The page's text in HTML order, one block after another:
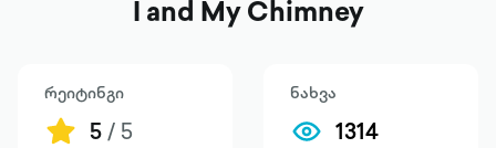
I and My Chimney
რეიტინგი
5/ 5
ნახვა
1314